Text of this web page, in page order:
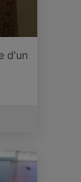
d'un